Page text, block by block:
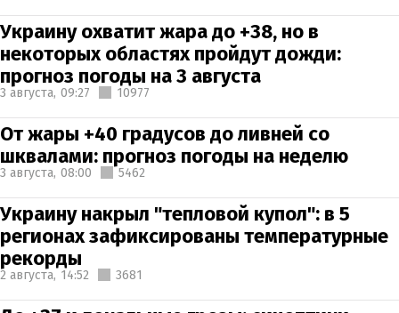
Украину охватит жара до +38, но в
некоторых областях пройдут дожди:
прогноз погоды на 3 августа
3 августа, 09:27 10977
От жары +40 градусов до ливней со
шквалами: прогноз погоды на неделю
3 августа, 08:00 5462
Украину накрыл "тепловой купол": в 5
регионах зафиксированы температурные
рекорды
2 августа, 14:52 3681